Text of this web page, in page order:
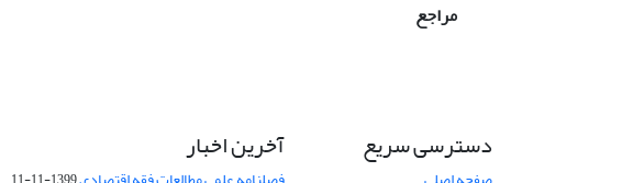
مراجع
دسترسی سریع آخرین اخبار